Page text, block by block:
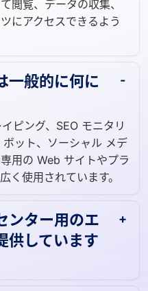
閲覧、データの収集、
にアクセスできるよう
一般的に何に
ピング、SEO モニタリ
ット、ソーシャル メデ
用の Web サイトやプラ
く使用されています。
ンター用のエ
供しています